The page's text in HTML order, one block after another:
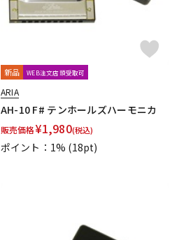
新品 WEB注文店頭受取可
ARIA
AH-10 F# テンホールズハーモニカ
販売価格¥1,980(税込)
ポイント：1% (18pt)